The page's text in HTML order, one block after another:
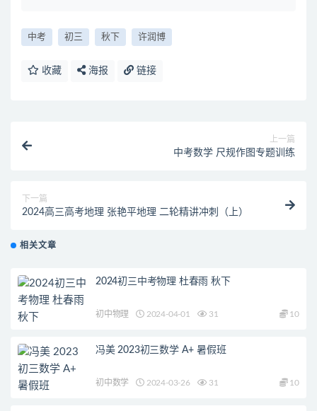
中考 初三 秋下 许润博
收藏 海报 链接
上一篇
中考数学 尺规作图专题训练
下一篇
2024高三高考地理 张艳平地理 二轮精讲冲刺（上）
相关文章
2024初三中考物理 杜春雨 秋下
初中物理 2024-04-01 31 10
冯美 2023初三数学 A+ 暑假班
初中数学 2024-03-26 31 10